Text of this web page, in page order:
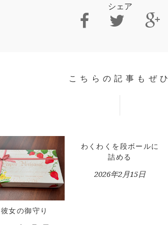
シェア
こちらの記事もぜひ
彼女の御守り
わくわくを段ボールに
詰める
2026年2月15日